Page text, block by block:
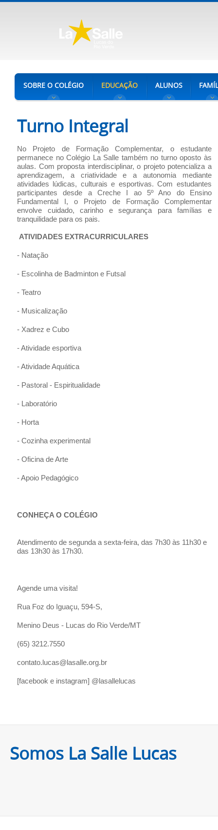
SOBRE O COLÉGIO EDUCAÇÃO ALUNOS
Turno Integral
No Projeto de Formação Complementar, o estudante
permanece no Colégio La Salle também no turno oposto às
aulas. Com proposta interdisciplinar, o projeto potencializa a
aprendizagem, a criatividade e a autonomia mediante
atividades lúdicas, culturais e esportivas. Com estudantes
participantes desde a Creche I ao 5º Ano do Ensino
Fundamental I, o Projeto de Formação Complementar
envolve cuidado, carinho e segurança para famílias e
tranquilidade para os pais.
ATIVIDADES EXTRACURRICULARES
- Natação
- Escolinha de Badminton e Futsal
- Teatro
- Musicalização
- Xadrez e Cubo
- Atividade esportiva
- Atividade Aquática
- Pastoral - Espiritualidade
- Laboratório
- Horta
- Cozinha experimental
- Oficina de Arte
- Apoio Pedagógico
CONHEÇA O COLÉGIO
Atendimento de segunda a sexta-feira, das 7h30 às 11h30 e
das 13h30 às 17h30.
Agende uma visita!
Rua Foz do Iguaçu, 594-S,
Menino Deus - Lucas do Rio Verde/MT
(65) 3212.7550
contato.lucas@lasalle.org.br
[facebook e instagram] @lasallelucas
Somos La Salle Lucas